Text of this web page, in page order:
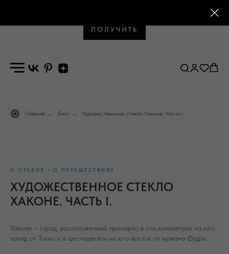
ПОЛУЧИТЬ
Главная → Блог → Художественное стекло Хаконе. Часть I.
О СТЕКЛЕ • О ПУТЕШЕСТВИЯХ
ХУДОЖЕСТВЕННОЕ СТЕКЛО
ХАКОНЕ. ЧАСТЬ I.
Хаконе – город, расположенный примерно в ста километрах на юго-
запад от Токио и в шестидесяти на юго-восток от вулкана Фудзи.